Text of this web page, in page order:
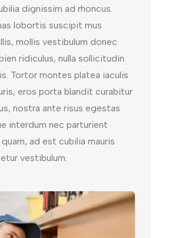
dignissim ad rhoncus.
lobortis suscipit mus
mollis vestibulum donec
ridiculus, nulla sollicitudin
Tortor montes platea iaculis
eros porta blandit curabitur
nostra ante risus egestas
interdum nec parturient
ad est cubilia mauris
vestibulum.